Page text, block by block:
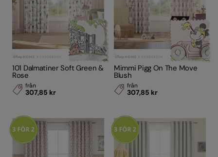
101 Dalmatiner Soft Green &
Rose
från
307,85 kr
Mimmi Pigg On The Move
Blush
från
307,85 kr